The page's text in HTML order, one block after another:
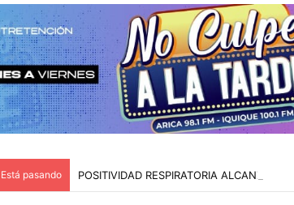
Está pasando POSITIVIDAD RESPIRATORIA ALCANZA EL